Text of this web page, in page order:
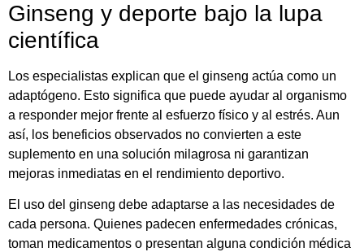
Ginseng y deporte bajo la lupa
científica
Los especialistas explican que el ginseng actúa como un
adaptógeno. Esto significa que puede ayudar al organismo
a responder mejor frente al esfuerzo físico y al estrés. Aun
así, los beneficios observados no convierten a este
suplemento en una solución milagrosa ni garantizan
mejoras inmediatas en el rendimiento deportivo.
El uso del ginseng debe adaptarse a las necesidades de
cada persona. Quienes padecen enfermedades crónicas,
toman medicamentos o presentan alguna condición médica